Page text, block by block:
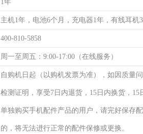
1年
主机1年，电池6个月，充电器1年，有线耳机
400-810-5858
周一至周五：9:00-17:00（在线服务）
自购机日起（以购机发票为准），如因质量
检测证明，享受7日内退货，15日内换货，
单独购买手机配件产品的用户，请完好保存
的，将无法进行正常的配件保修或更换。